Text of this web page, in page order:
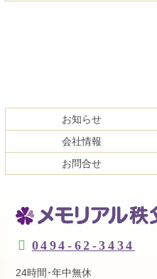
お知らせ
会社情報
お問合せ
メモリアル秩父
0494-62-3434
24時間･年中無休